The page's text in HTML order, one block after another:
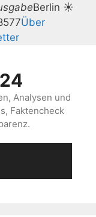
Berlin ☀
Über
Analysen und
Faktencheck